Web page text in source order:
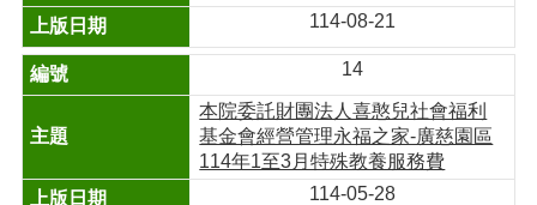
114-08-21
14
本院委託財團法人喜憨兒社會福利
基金會經營管理永福之家-廣慈園區
114年1至3月特殊教養服務費
114-05-28